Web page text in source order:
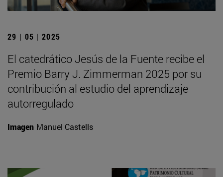
29 | 05 | 2025
El catedrático Jesús de la Fuente recibe el
Premio Barry J. Zimmerman 2025 por su
contribución al estudio del aprendizaje
autorregulado
Imagen Manuel Castells